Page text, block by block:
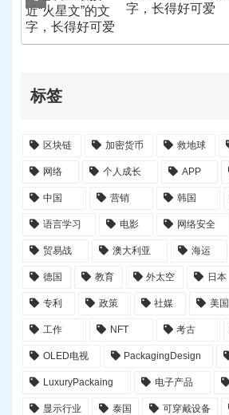
字，长得好可爱
标签
区块链 加密货币 救地球
网络 个人成长 APP
中国 营销 韩国
语言学习 电影 网络安全
贸易战 澳大利亚 海运
德国 教育 外太空 日本
专利 政策 社媒 美国
工作 NFT 考古
OLED电视 PackagingDesign
LuxuryPackaing 电子产品
显示行业 泰国 可穿戴设备